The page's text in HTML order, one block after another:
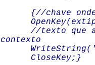
{//chave
//texto que
contexto
CloseKey;}